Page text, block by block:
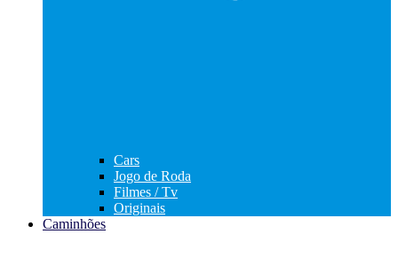
Cars
Jogo de Roda
Filmes / Tv
Originais
Caminhões